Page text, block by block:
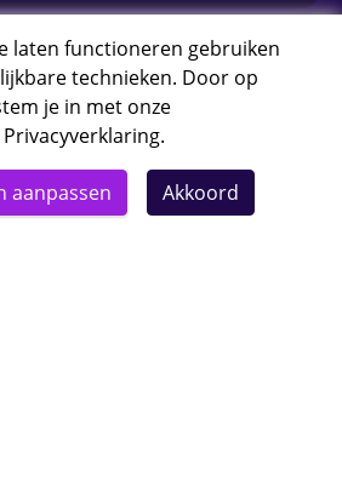
laten functioneren gebruiken
technieken. Door op
je in met onze
Privacyverklaring.
aanpassen Akkoord